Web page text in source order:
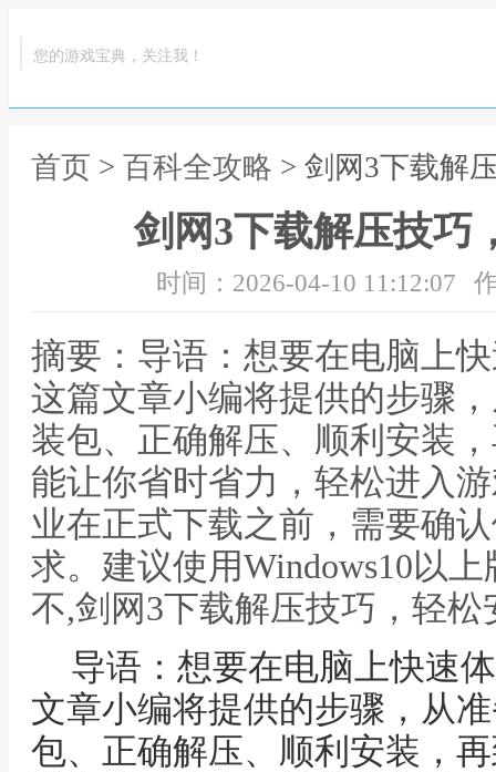
您的游戏宝典，关注我！
首页 > 百科全攻略 > 剑网3下载解
剑网3下载解压技巧
时间：2026-04-10 11:12:07
摘要：导语：想要在电脑上
这篇文章小编将提供的步骤
装包、正确解压、顺利安装
能让你省时省力，轻松进入
业在正式下载之前，需要确
求。建议使用Windows10以
不,剑网3下载解压技巧，轻松
导语：想要在电脑上快速
文章小编将提供的步骤，从
包、正确解压、顺利安装，